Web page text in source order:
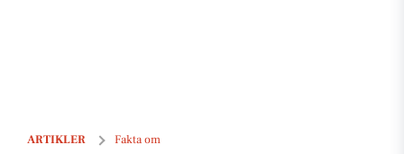
ARTIKLER Fakta om
Færre indbyggere i Middelfart Kommune oplever indbrud